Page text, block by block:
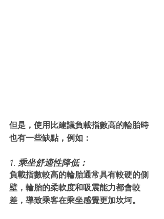
但是，使用比建議負載指數高的輪胎時
也有一些缺點，例如：
1. 乘坐舒適性降低：
負載指數較高的輪胎通常具有較硬的側
壁，輪胎的柔軟度和吸震能力都會較
差，導致乘客在乘坐感覺更加坎坷。